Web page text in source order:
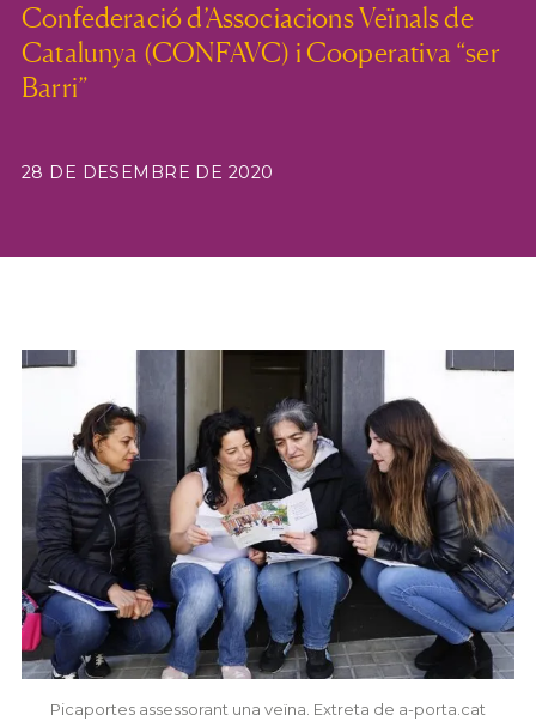
Confederació d’Associacions Veïnals de
Catalunya (CONFAVC) i Cooperativa “ser
Barri”
28 DE DESEMBRE DE 2020
Picaportes assessorant una veïna. Extreta de a-porta.cat